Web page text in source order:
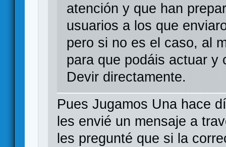
atención y que han
usuarios a los que
pero si no es el caso, al
para que podáis actuar y
Devir directamente.
Pues Jugamos Una hace
les envié un mensaje a
les pregunté que si la